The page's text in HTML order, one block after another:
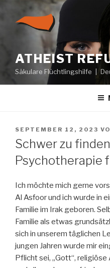
ATHEIST
Säkulare Flüchtlingshilfe |
VERÖFFENTLICHT
AM
SEPTEMBER 12, 2023
Schwer zu
Psychotherapie
Ich möchte mich gerne
Al Asfoor und ich wurde in
Familie im Irak geboren.
Familie als etwas
sich in unserem täglichen
jungen Jahren wurde mir
Pflicht sei, „Gott“,